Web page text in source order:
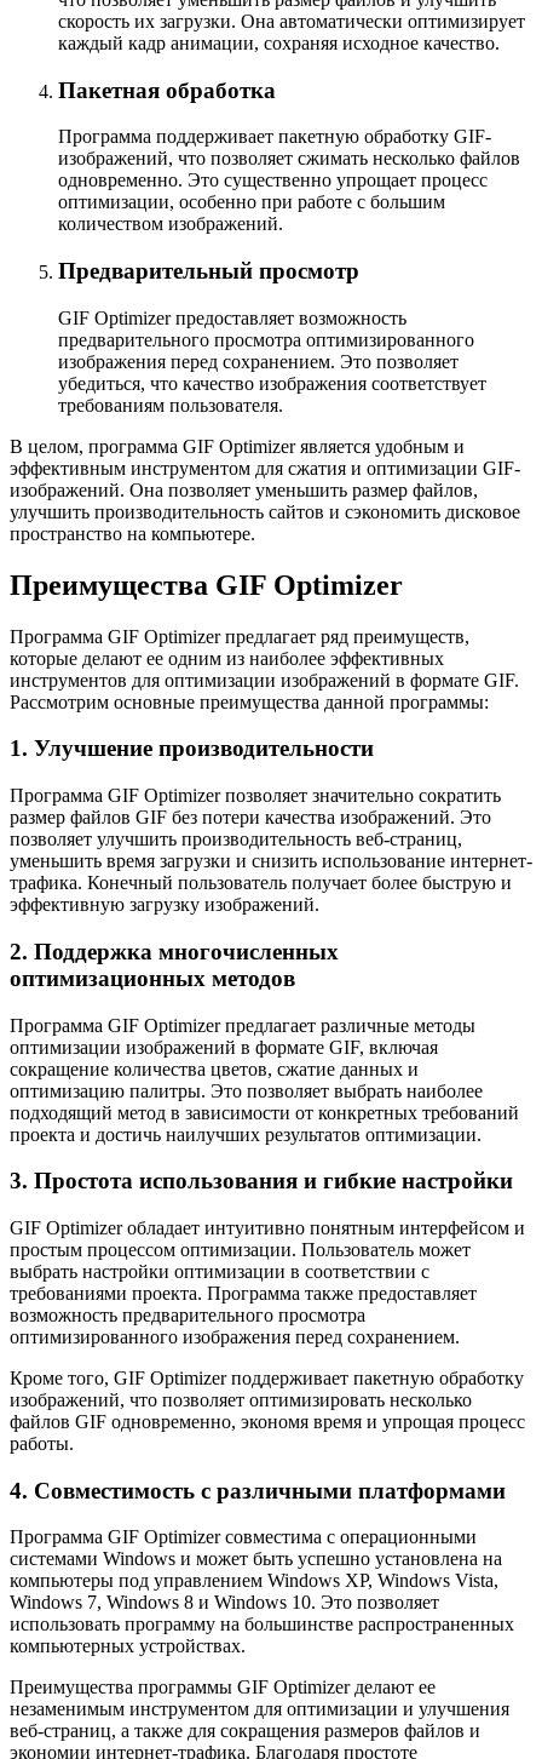
скорость их загрузки. Она автоматически оптимизирует
каждый кадр анимации, сохраняя исходное качество.
Пакетная обработка
Программа поддерживает пакетную обработку GIF-
изображений, что позволяет сжимать несколько файлов
одновременно. Это существенно упрощает процесс
оптимизации, особенно при работе с большим
количеством изображений.
Предварительный просмотр
GIF Optimizer предоставляет возможность
предварительного просмотра оптимизированного
изображения перед сохранением. Это позволяет
убедиться, что качество изображения соответствует
требованиям пользователя.
В целом, программа GIF Optimizer является удобным и
эффективным инструментом для сжатия и оптимизации GIF-
изображений. Она позволяет уменьшить размер файлов,
улучшить производительность сайтов и сэкономить дисковое
пространство на компьютере.
Преимущества GIF Optimizer
Программа GIF Optimizer предлагает ряд преимуществ,
которые делают ее одним из наиболее эффективных
инструментов для оптимизации изображений в формате GIF.
Рассмотрим основные преимущества данной программы:
1. Улучшение производительности
Программа GIF Optimizer позволяет значительно сократить
размер файлов GIF без потери качества изображений. Это
позволяет улучшить производительность веб-страниц,
уменьшить время загрузки и снизить использование интернет-
трафика. Конечный пользователь получает более быструю и
эффективную загрузку изображений.
2. Поддержка многочисленных
оптимизационных методов
Программа GIF Optimizer предлагает различные методы
оптимизации изображений в формате GIF, включая
сокращение количества цветов, сжатие данных и
оптимизацию палитры. Это позволяет выбрать наиболее
подходящий метод в зависимости от конкретных требований
проекта и достичь наилучших результатов оптимизации.
3. Простота использования и гибкие настройки
GIF Optimizer обладает интуитивно понятным интерфейсом и
простым процессом оптимизации. Пользователь может
выбрать настройки оптимизации в соответствии с
требованиями проекта. Программа также предоставляет
возможность предварительного просмотра
оптимизированного изображения перед сохранением.
Кроме того, GIF Optimizer поддерживает пакетную обработку
изображений, что позволяет оптимизировать несколько
файлов GIF одновременно, экономя время и упрощая процесс
работы.
4. Совместимость с различными платформами
Программа GIF Optimizer совместима с операционными
системами Windows и может быть успешно установлена на
компьютеры под управлением Windows XP, Windows Vista,
Windows 7, Windows 8 и Windows 10. Это позволяет
использовать программу на большинстве распространенных
компьютерных устройствах.
Преимущества программы GIF Optimizer делают ее
незаменимым инструментом для оптимизации и улучшения
веб-страниц, а также для сокращения размеров файлов и
экономии интернет-трафика. Благодаря простоте